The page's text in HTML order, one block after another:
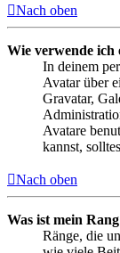
Nach oben
Wie verwende ich
In deinem
Avatar über
Gravatar,
Avatare
kannst,
Nach oben
Was ist mein
Ränge, die